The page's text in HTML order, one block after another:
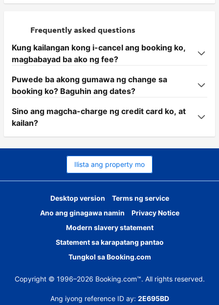
Frequently asked questions
Kung kailangan kong i-cancel ang booking ko,
magbabayad ba ako ng fee?
Puwede ba akong gumawa ng change sa
booking ko? Baguhin ang dates?
Sino ang magcha-charge ng credit card ko, at
kailan?
Ilista ang property mo
Desktop version
Terms ng service
Ano ang ginagawa namin
Privacy Notice
Modern slavery statement
Statement sa karapatang pantao
Tungkol sa Booking.com
Copyright © 1996–2026 Booking.com™. All rights reserved.
Ang iyong reference ID ay: 2E695BD